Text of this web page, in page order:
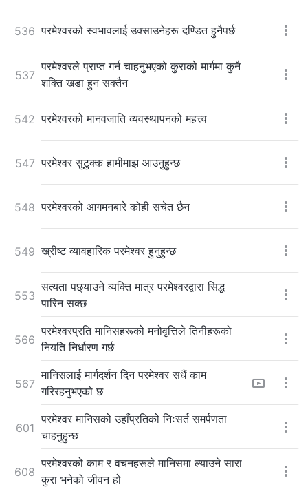
536 परमेश्‍वरको स्वभावलाई उक्साउनेहरू दण्डित हुनैपर्छ
537
परमेश्‍वरले प्राप्त गर्न चाहनुभएको कुराको मार्गमा कुनै
शक्ति खडा हुन सक्तैन
542 परमेश्‍वरको मानवजाति व्यवस्थापनको महत्त्व
547 परमेश्‍वर सुटुक्क हामीमाझ आउनुहुन्छ
548 परमेश्‍वरको आगमनबारे कोही सचेत छैन
549 ख्रीष्ट व्यावहारिक परमेश्‍वर हुनुहुन्छ
553
सत्यता पछ्याउने व्यक्ति मात्र परमेश्‍वरद्वारा सिद्ध
पारिन सक्छ
566
परमेश्‍वरप्रति मानिसहरूको मनोवृत्तिले तिनीहरूको
नियति निर्धारण गर्छ
567
मानिसलाई मार्गदर्शन दिन परमेश्‍वर सधैं काम
गरिरहनुभएको छ
601
परमेश्‍वर मानिसको उहाँप्रतिको निःसर्त समर्पणता
चाहनुहुन्छ
608
परमेश्‍वरको काम र वचनहरूले मानिसमा ल्याउने सारा
कुरा भनेको जीवन हो